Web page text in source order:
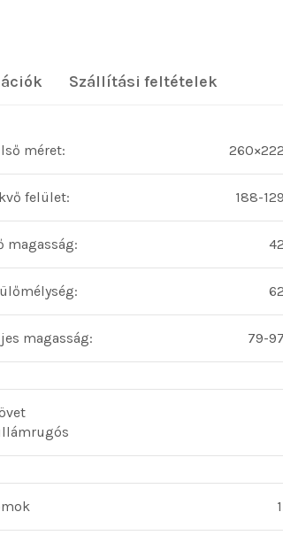
Szállítási feltételek
méret: 260×222
felület: 188-129
magasság: 42
62
magasság: 79-97